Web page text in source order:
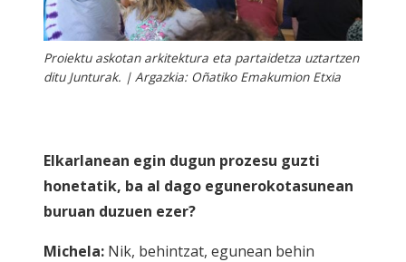
Proiektu askotan arkitektura eta partaidetza uztartzen
ditu Junturak. | Argazkia: Oñatiko Emakumion Etxia
Elkarlanean egin dugun prozesu guzti
honetatik, ba al dago egunerokotasunean
buruan duzuen ezer?
Michela: Nik, behintzat, egunean behin